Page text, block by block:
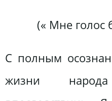
(« Мне голос
С полным
жизни